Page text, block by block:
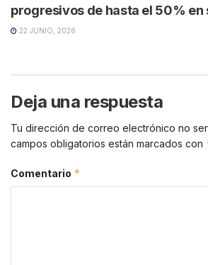
progresivos de hasta el 50% en
22 JUNIO, 2026
Deja una respuesta
Tu dirección de correo electrónico no
campos obligatorios están marcados con
Comentario *